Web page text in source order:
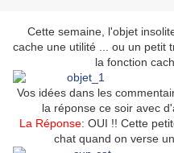
Cette semaine, l'objet
cache une utilité ... ou un petit
la fonction
Vos idées dans les
la réponse ce soir avec
La Réponse: OUI !! Cette
chat quand on verse